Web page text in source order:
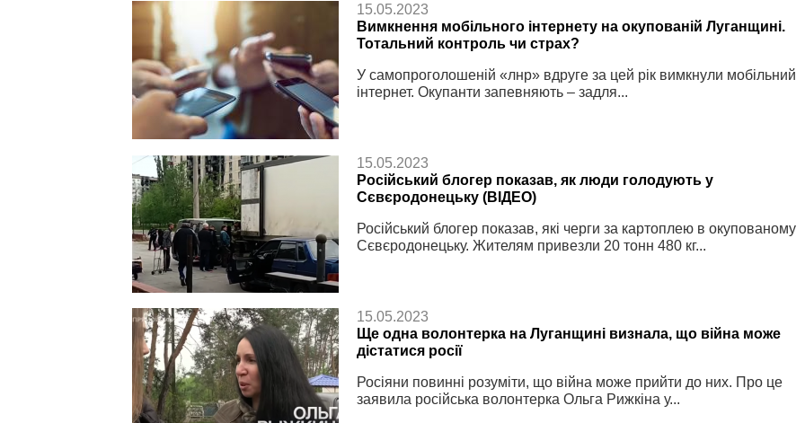
15.05.2023
Вимкнення мобільного інтернету на окупованій Луганщині.
Тотальний контроль чи страх?
У самопроголошеній «лнр» вдруге за цей рік вимкнули мобільний
інтернет. Окупанти запевняють – задля...
15.05.2023
Російський блогер показав, як люди голодують у
Сєвєродонецьку (ВІДЕО)
Російський блогер показав, які черги за картоплею в окупованому
Сєвєродонецьку. Жителям привезли 20 тонн 480 кг...
15.05.2023
Ще одна волонтерка на Луганщині визнала, що війна може
дістатися росії
Росіяни повинні розуміти, що війна може прийти до них. Про це
заявила російська волонтерка Ольга Рижкіна у...